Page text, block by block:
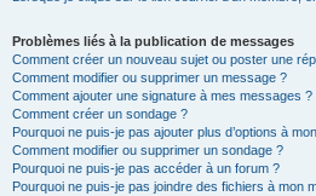
Problèmes liés à la publication de messages
Comment créer un nouveau sujet ou poster une
Comment modifier ou supprimer un message ?
Comment ajouter une signature à mes messages ?
Comment créer un sondage ?
Pourquoi ne puis-je pas ajouter plus d’options à
Comment modifier ou supprimer un sondage ?
Pourquoi ne puis-je pas accéder à un forum ?
Pourquoi ne puis-je pas joindre des fichiers à mon